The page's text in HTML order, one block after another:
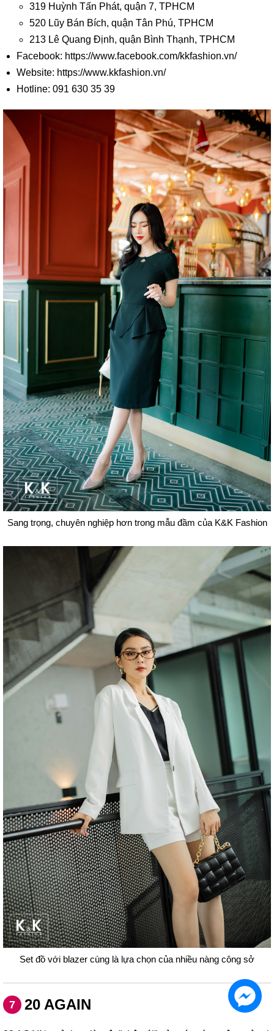
319 Huỳnh Tấn Phát, quận 7, TPHCM
520 Lũy Bán Bích, quận Tân Phú, TPHCM
213 Lê Quang Định, quận Bình Thạnh, TPHCM
Facebook: https://www.facebook.com/kkfashion.vn/
Website: https://www.kkfashion.vn/
Hotline: 091 630 35 39
Sang trọng, chuyên nghiệp hơn trong mẫu đầm của K&K Fashion
Set đồ với blazer cùng là lựa chọn của nhiều nàng công sở
7 20 AGAIN